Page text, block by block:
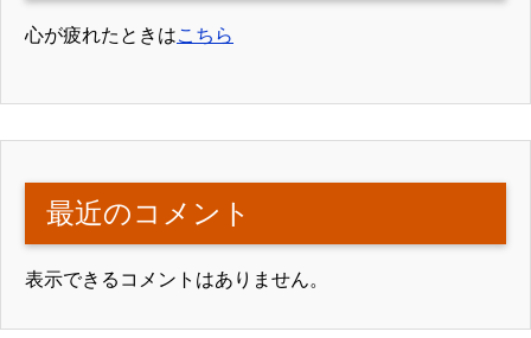
心が疲れたときはこちら
最近のコメント
表示できるコメントはありません。